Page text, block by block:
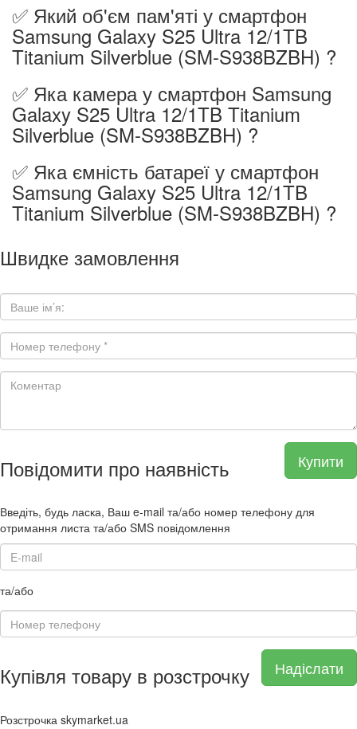
✅ Який об'єм пам'яті у смартфон
Samsung Galaxy S25 Ultra 12/1TB
Titanium Silverblue (SM-S938BZBH) ?
✅ Яка камера у смартфон Samsung
Galaxy S25 Ultra 12/1TB Titanium
Silverblue (SM-S938BZBH) ?
✅ Яка ємність батареї у смартфон
Samsung Galaxy S25 Ultra 12/1TB
Titanium Silverblue (SM-S938BZBH) ?
Швидке замовлення
Купити
Повідомити про наявність
Введіть, будь ласка, Ваш e-mail та/або номер телефону для
отримання листа та/або SMS повідомлення
та/або
Надіслати
Купівля товару в розстрочку
Розстрочка skymarket.ua